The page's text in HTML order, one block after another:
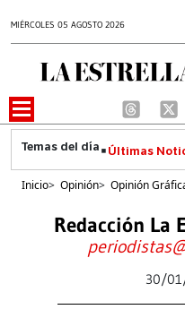
MIÉRCOLES 05 AGOSTO 2026
Últimas
Inicio> Opinión> Opinión
Redacción La
30/